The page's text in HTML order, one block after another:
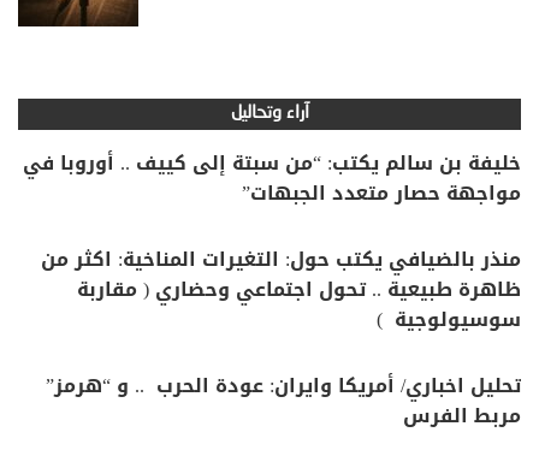
آراء وتحاليل
خليفة بن سالم يكتب: “من سبتة إلى كييف .. أوروبا في
مواجهة حصار متعدد الجبهات”
منذر بالضيافي يكتب حول: التغيرات المناخية: اكثر من
ظاهرة طبيعية .. تحول اجتماعي وحضاري ( مقاربة
سوسيولوجية )
تحليل اخباري/ أمريكا وايران: عودة الحرب .. و “هرمز”
مربط الفرس